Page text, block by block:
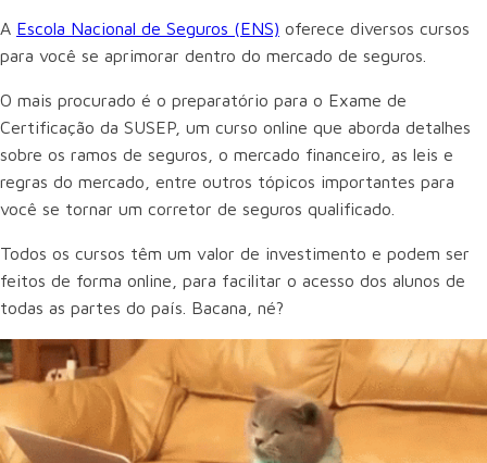
A Escola Nacional de Seguros (ENS) oferece diversos cursos
para você se aprimorar dentro do mercado de seguros.
O mais procurado é o preparatório para o Exame de
Certificação da SUSEP, um curso online que aborda detalhes
sobre os ramos de seguros, o mercado financeiro, as leis e
regras do mercado, entre outros tópicos importantes para
você se tornar um corretor de seguros qualificado.
Todos os cursos têm um valor de investimento e podem ser
feitos de forma online, para facilitar o acesso dos alunos de
todas as partes do país. Bacana, né?